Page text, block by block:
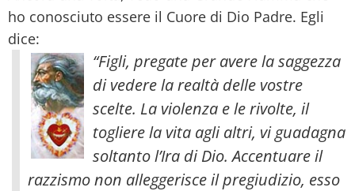
ho conosciuto essere il Cuore di Dio Padre. Egli
dice:
“Figli, pregate per avere la saggezza
di vedere la realtà delle vostre
scelte. La violenza e le rivolte, il
togliere la vita agli altri, vi guadagna
soltanto l’Ira di Dio. Accentuare il
razzismo non alleggerisce il pregiudizio, esso